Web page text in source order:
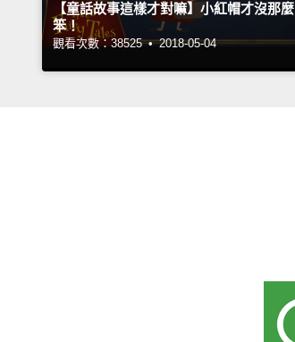
【童話故事這樣才對嘛】小紅帽才沒那麼
笨！
觀看次數：38525 • 2018-05-04